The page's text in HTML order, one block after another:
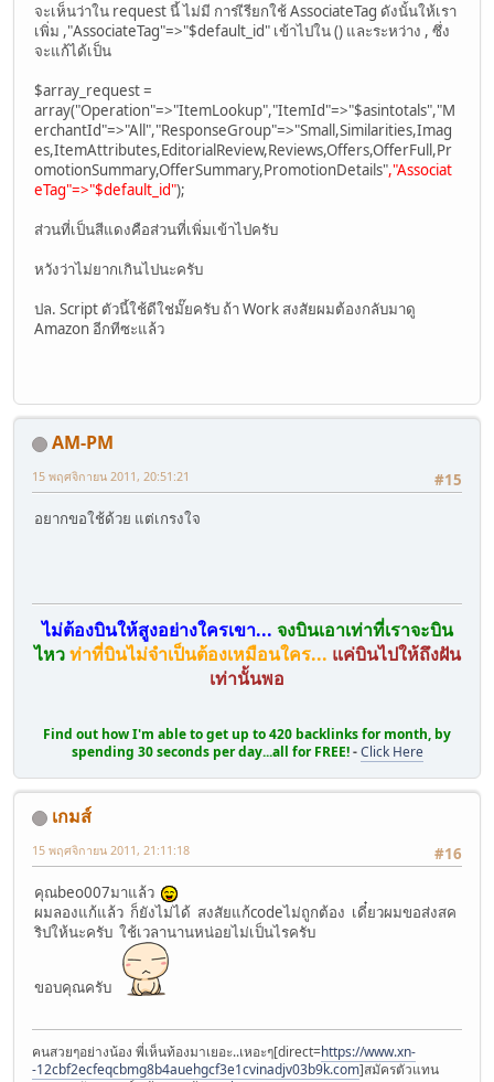
จะเห็นว่าใน request นี้ ไม่มี การเีรียกใช้ AssociateTag ดังนั้นให้เรา
เพิ่ม ,"AssociateTag"=>"$default_id" เข้าไปใน () และระหว่าง , ซึ่ง
จะแก้ได้เป็น
$array_request =
array("Operation"=>"ItemLookup","ItemId"=>"$asintotals","M
erchantId"=>"All","ResponseGroup"=>"Small,Similarities,Imag
es,ItemAttributes,EditorialReview,Reviews,Offers,OfferFull,Pr
omotionSummary,OfferSummary,PromotionDetails","Associat
eTag"=>"$default_id");
ส่วนที่เป็นสีแดงคือส่วนที่เพิ่มเข้าไปครับ
หวังว่าไม่ยากเกินไปนะครับ
ปล. Script ตัวนี้ใช้ดีใช่มั๊ยครับ ถ้า Work สงสัยผมต้องกลับมาดู
Amazon อีกทีซะแล้ว
AM-PM
#15
15 พฤศจิกายน 2011, 20:51:21
อยากขอใช้ด้วย แต่เกรงใจ
ไม่ต้องบินให้สูงอย่างใครเขา... จงบินเอาเท่าที่เราจะบิน
ไหว ท่าที่บินไม่จำเป็นต้องเหมือนใคร... แค่บินไปให้ถึงฝัน
เท่านั้นพอ
Find out how I'm able to get up to 420 backlinks for month, by
spending 30 seconds per day...all for FREE!-Click Here
เกมส์
#16
15 พฤศจิกายน 2011, 21:11:18
คุณbeo007มาแล้ว
ผมลองแก้แล้ว ก็ยังไม่ได้ สงสัยแก้codeไม่ถูกต้อง เดี๋ยวผมขอส่งสค
ริปให้นะครับ ใช้เวลานานหน่อยไม่เป็นไรครับ
ขอบคุณครับ
คนสวยๆอย่างน้อง พี่เห็นท้องมาเยอะ..เหอะๆ[direct=https://www.xn-
-12cbf2ecfeqcbmg8b4auehgcf3e1cvinadjv03b9k.com]สมัครตัวแทน